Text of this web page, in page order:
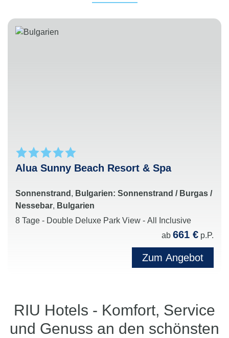
Alua Sunny Beach Resort & Spa
Sonnenstrand , Bulgarien: Sonnenstrand / Burgas /
Nessebar, Bulgarien
8 Tage - Double Deluxe Park View - All Inclusive
ab 661 € p.P.
Zum Angebot
RIU Hotels - Komfort, Service
und Genuss an den schönsten